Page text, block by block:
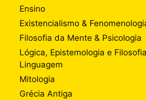
Ensino
Existencialismo &
Filosofia da Mente & Psicologia
Lógica, Epistemologia e
Linguagem
Mitologia
Grécia Antiga